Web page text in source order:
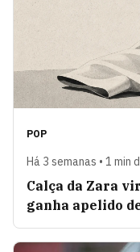
POP
Há 3 semanas • 1 min
Calça da Zara
ganha apelido